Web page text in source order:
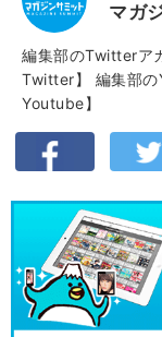
マガ
編集部のTwitterア
Twitter】
編集部
Youtube】